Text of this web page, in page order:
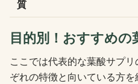
質
目的別！おすすめ
ここでは代表的な葉酸サプ
ぞれの特徴と向いている方を